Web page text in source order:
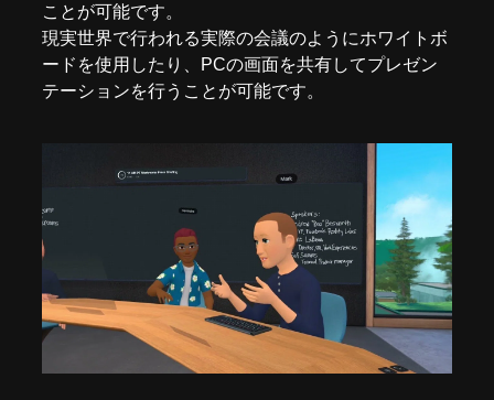
ことが可能です。
現実世界で行われる実際の会議のようにホワイトボ
ードを使用したり、PCの画面を共有してプレゼン
テーションを行うことが可能です。